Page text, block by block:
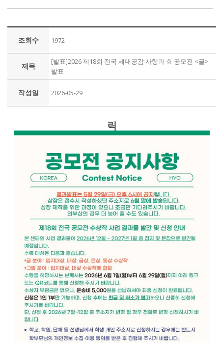
조회수 1972
제목
[발표]2026 제18회 전국 세대공감 사랑과 효 공모전 <글>
발표
작성일 2026-05-29
릭